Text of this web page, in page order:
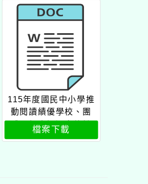
115年度國民中小學推
動閱讀績優學校、團
體及個人評選實施計
畫2
檔案下載